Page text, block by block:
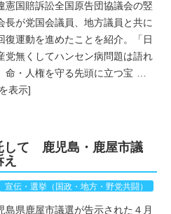
憲国賠訴訟全国原告団協議会の竪
長が党国会議員、地方議員と共に
復運動を進めたことを紹介。「日
党無くしてハンセン病問題は語れ
命・人権を守る先頭に立つ宝 …
表示]
して 鹿児島・鹿屋市議
宣伝・選挙（国政・地方・野党共闘）
県鹿屋市議選が告示された４月